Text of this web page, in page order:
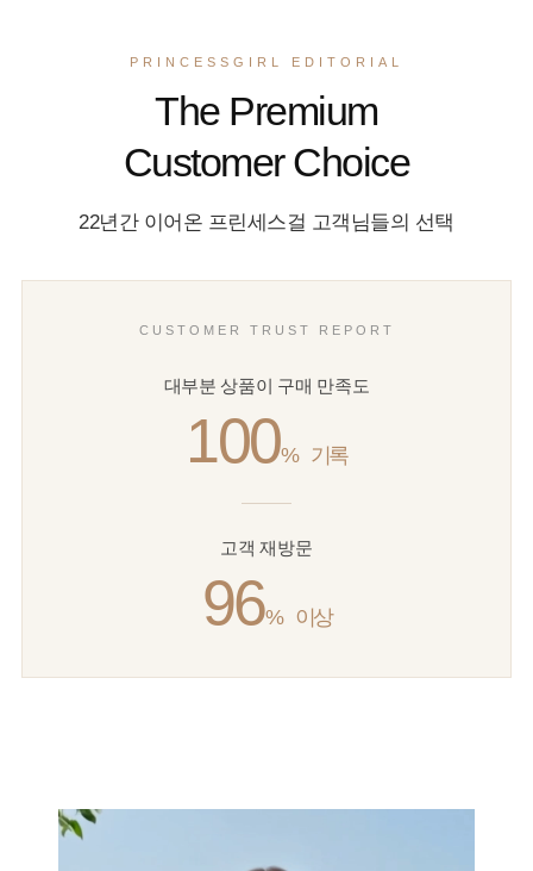
PRINCESSGIRL EDITORIAL
The Premium
Customer Choice
22년간 이어온 프린세스걸 고객님들의 선택
CUSTOMER TRUST REPORT
대부분 상품이 구매 만족도
100% 기록
고객 재방문
96% 이상